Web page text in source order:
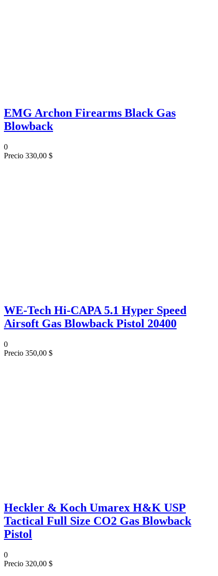
EMG Archon Firearms Black Gas
Blowback
0
Precio 330,00 $
WE-Tech Hi-CAPA 5.1 Hyper Speed
Airsoft Gas Blowback Pistol 20400
0
Precio 350,00 $
Heckler & Koch Umarex H&K USP
Tactical Full Size CO2 Gas Blowback
Pistol
0
Precio 320,00 $